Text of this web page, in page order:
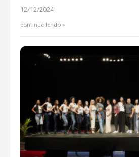
12/12/2024
continue lendo